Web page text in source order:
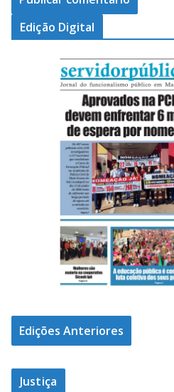
Edição Digital
Edições Anteriores
Justiça